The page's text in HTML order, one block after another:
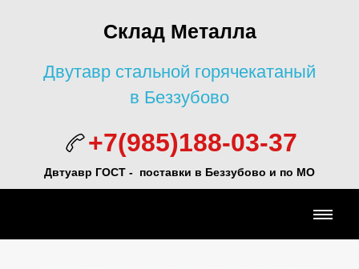
Склад Металла
Двутавр стальной горячекатаный
в Беззубово
+7(985)188-03-37
Двтуавр ГОСТ - поставки в Беззубово и по МО